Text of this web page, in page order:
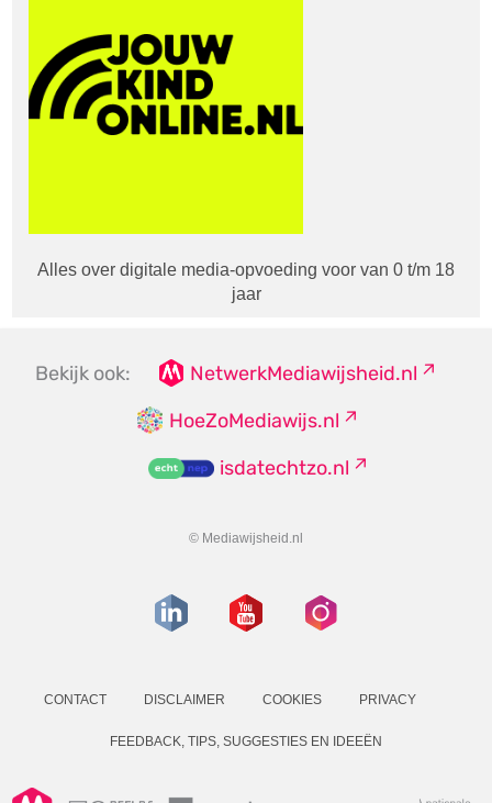
Alles over digitale media-opvoeding voor van 0 t/m 18
jaar
Bekijk ook:
NetwerkMediawijsheid.nl
HoeZoMediawijs.nl
isdatechtzo.nl
© Mediawijsheid.nl
CONTACT DISCLAIMER COOKIES PRIVACY
FEEDBACK, TIPS, SUGGESTIES EN IDEEËN